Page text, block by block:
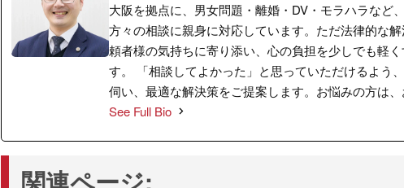
大阪を拠点に、男女問題・離婚・DV・モラハラなど
方々の相談に親身に対応しています。ただ法律的な
頼者様の気持ちに寄り添い、心の負担を少しでも軽
す。 「相談してよかった」と思っていただけるよう
伺い、最適な解決策をご提案します。お悩みの方は、
See Full Bio